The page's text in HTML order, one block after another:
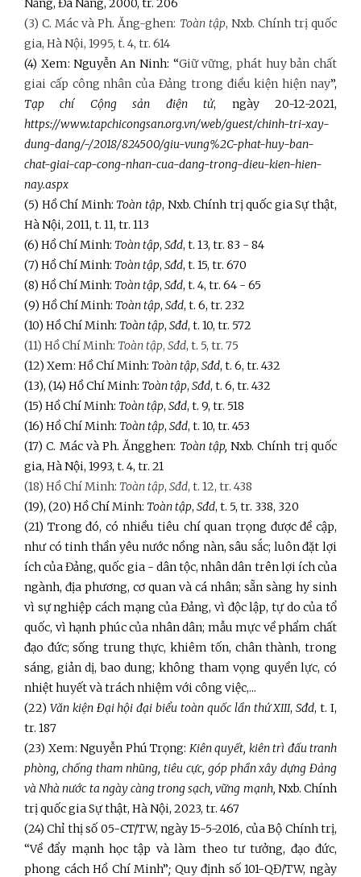
Nẵng, Đà Nẵng, 2000, tr. 206
(3) C. Mác và Ph. Ăng-ghen: Toàn tập, Nxb. Chính trị quốc
gia, Hà Nội, 1995, t. 4, tr. 614
(4) Xem: Nguyễn An Ninh: “Giữ vững, phát huy bản chất
giai cấp công nhân của Đảng trong điều kiện hiện nay”,
Tạp chí Cộng sản điện tử, ngày 20-12-2021,
https://www.tapchicongsan.org.vn/web/guest/chinh-tri-xay-
dung-dang/-/2018/824500/giu-vung%2C-phat-huy-ban-
chat-giai-cap-cong-nhan-cua-dang-trong-dieu-kien-hien-
nay.aspx
(5) Hồ Chí Minh:Toàn tập, Nxb. Chính trị quốc gia Sự thật,
Hà Nội, 2011, t. 11, tr. 113
(6) Hồ Chí Minh: Toàn tập, Sđd, t. 13, tr. 83 - 84
(7) Hồ Chí Minh: Toàn tập, Sđd, t. 15, tr. 670
(8) Hồ Chí Minh: Toàn tập, Sđd, t. 4, tr. 64 - 65
(9) Hồ Chí Minh: Toàn tập, Sđd, t. 6, tr. 232
(10) Hồ Chí Minh: Toàn tập, Sđd, t. 10, tr. 572
(11) Hồ Chí Minh: Toàn tập, Sđd, t. 5, tr. 75
(12) Xem: Hồ Chí Minh: Toàn tập, Sđd, t. 6, tr. 432
(13), (14) Hồ Chí Minh: Toàn tập, Sđd, t. 6, tr. 432
(15) Hồ Chí Minh: Toàn tập, Sđd, t. 9, tr. 518
(16) Hồ Chí Minh: Toàn tập, Sđd, t. 10, tr. 453
(17) C. Mác và Ph. Ăngghen: Toàn tập, Nxb. Chính trị quốc
gia, Hà Nội, 1993, t. 4, tr. 21
(18) Hồ Chí Minh: Toàn tập, Sđd, t. 12, tr. 438
(19), (20) Hồ Chí Minh: Toàn tập, Sđd, t. 5, tr. 338, 320
(21) Trong đó, có nhiều tiêu chí quan trọng được đề cập,
như có tinh thần yêu nước nồng nàn, sâu sắc; luôn đặt lợi
ích của Đảng, quốc gia - dân tộc, nhân dân trên lợi ích của
ngành, địa phương, cơ quan và cá nhân; sẵn sàng hy sinh
vì sự nghiệp cách mạng của Đảng, vì độc lập, tự do của tổ
quốc, vì hạnh phúc của nhân dân; mẫu mực về phẩm chất
đạo đức; sống trung thực, khiêm tốn, chân thành, trong
sáng, giản dị, bao dung; không tham vọng quyền lực, có
nhiệt huyết và trách nhiệm với công việc,...
(22) Văn kiện Đại hội đại biểu toàn quốc lần thứ XIII,Sđd, t. I,
tr. 187
(23) Xem: Nguyễn Phú Trọng: Kiên quyết, kiên trì đấu tranh
phòng, chống tham nhũng, tiêu cực, góp phần xây dựng Đảng
và Nhà nước ta ngày càng trong sạch, vững mạnh, Nxb. Chính
trị quốc gia Sự thật, Hà Nội, 2023, tr. 467
(24) Chỉ thị số 05-CT/TW, ngày 15-5-2016, của Bộ Chính trị,
“Về đẩy mạnh học tập và làm theo tư tưởng, đạo đức,
phong cách Hồ Chí Minh”; Quy định số 101-QĐ/TW, ngày